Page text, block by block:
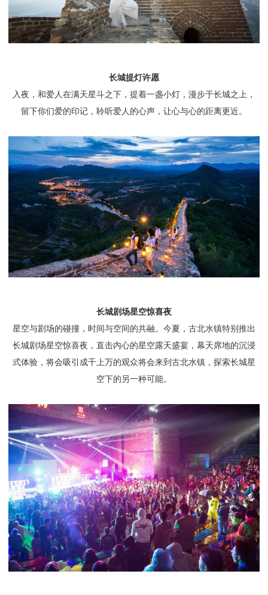
长城提灯许愿
入夜，和爱人在满天星斗之下，提着一盏小灯，漫步于长城之上，
留下你们爱的印记，聆听爱人的心声，让心与心的距离更近。
长城剧场星空惊喜夜
星空与剧场的碰撞，时间与空间的共融。今夏，古北水镇特别推出
长城剧场星空惊喜夜，直击内心的星空露天盛宴，幕天席地的沉浸
式体验，将会吸引成千上万的观众将会来到古北水镇，探索长城星
空下的另一种可能。